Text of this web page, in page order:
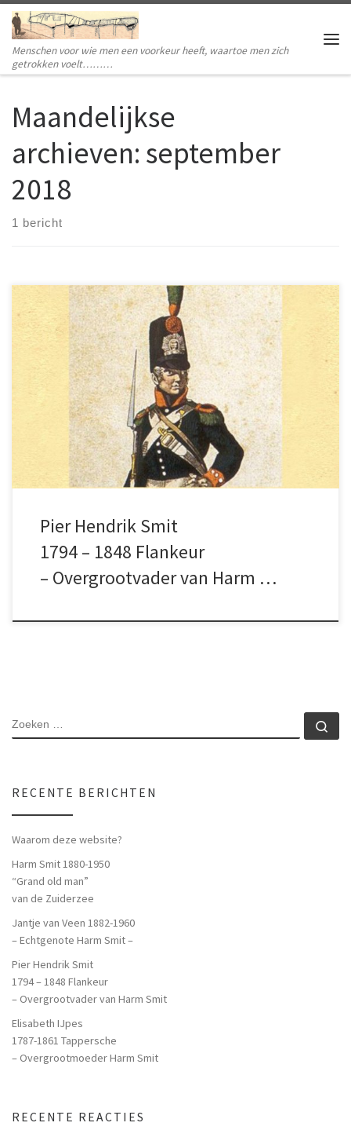
Ga naar inhoud
Menschen voor wie men een voorkeur heeft, waartoe men zich
getrokken voelt………
Maandelijkse
archieven: september
2018
1 bericht
Pier Hendrik, stamvader. De eerste die de
familienaam Smit aannam.
Pier Hendrik Smit
1794 – 1848 Flankeur
– Overgrootvader van Harm …
ZOEKEN
RECENTE BERICHTEN
Waarom deze website?
Harm Smit 1880-1950
“Grand old man”
van de Zuiderzee
Jantje van Veen 1882-1960
– Echtgenote Harm Smit –
Pier Hendrik Smit
1794 – 1848 Flankeur
– Overgrootvader van Harm Smit
Elisabeth IJpes
1787-1861 Tappersche
– Overgrootmoeder Harm Smit
RECENTE REACTIES